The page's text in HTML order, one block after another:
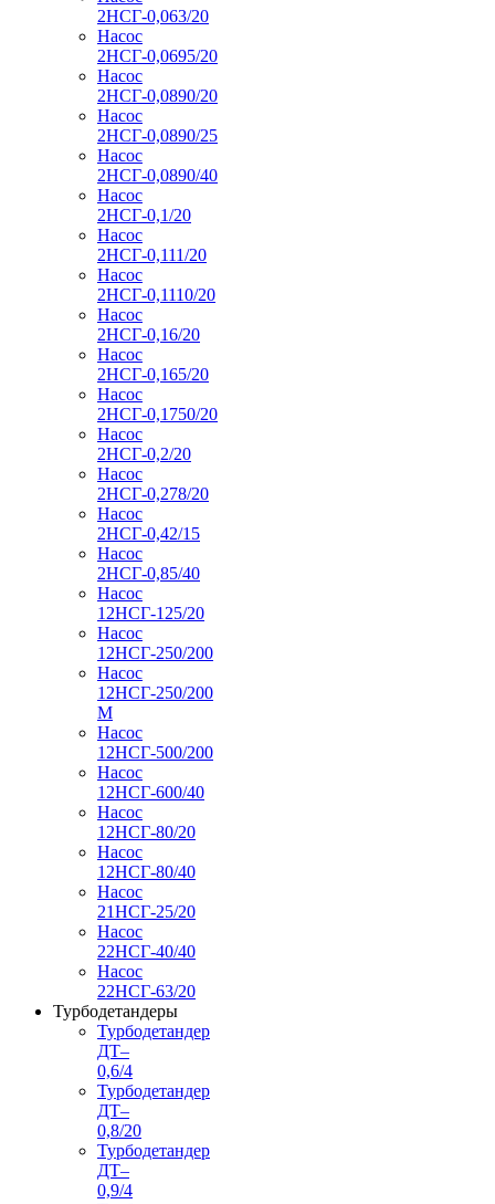
2НСГ-0,063/20
Насос
2НСГ-0,0695/20
Насос
2НСГ-0,0890/20
Насос
2НСГ-0,0890/25
Насос
2НСГ-0,0890/40
Насос
2НСГ-0,1/20
Насос
2НСГ-0,111/20
Насос
2НСГ-0,1110/20
Насос
2НСГ-0,16/20
Насос
2НСГ-0,165/20
Насос
2НСГ-0,1750/20
Насос
2НСГ-0,2/20
Насос
2НСГ-0,278/20
Насос
2НСГ-0,42/15
Насос
2НСГ-0,85/40
Насос
12НСГ-125/20
Насос
12НСГ-250/200
Насос
12НСГ-250/200
М
Насос
12НСГ-500/200
Насос
12НСГ-600/40
Насос
12НСГ-80/20
Насос
12НСГ-80/40
Насос
21НСГ-25/20
Насос
22НСГ-40/40
Насос
22НСГ-63/20
Турбодетандеры
Турбодетандер
ДТ–
0,6/4
Турбодетандер
ДТ–
0,8/20
Турбодетандер
ДТ–
0,9/4